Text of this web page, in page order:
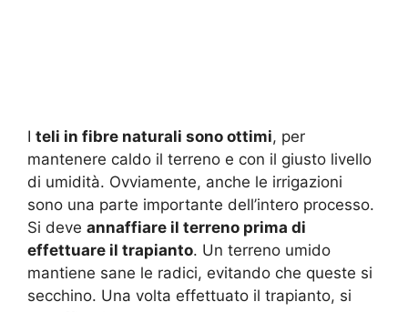
I teli in fibre naturali sono ottimi, per
mantenere caldo il terreno e con il giusto livello
di umidità. Ovviamente, anche le irrigazioni
sono una parte importante dell’intero processo.
Si deve annaffiare il terreno prima di
effettuare il trapianto. Un terreno umido
mantiene sane le radici, evitando che queste si
secchino. Una volta effettuato il trapianto, si